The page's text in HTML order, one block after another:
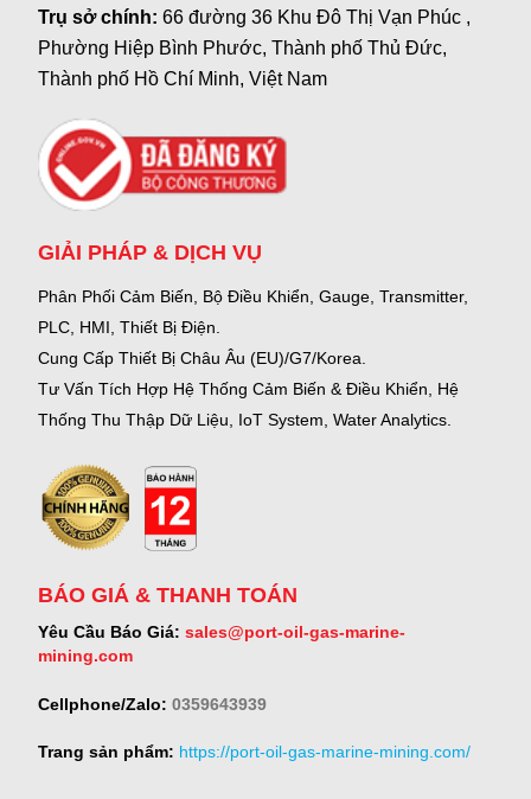
Trụ sở chính:66 đường 36 Khu Đô Thị Vạn Phúc ,
Phường Hiệp Bình Phước, Thành phố Thủ Đức,
Thành phố Hồ Chí Minh, Việt Nam
GIẢI PHÁP & DỊCH VỤ
Phân Phối Cảm Biến, Bộ Điều Khiển, Gauge, Transmitter,
PLC, HMI, Thiết Bị Điện.
Cung Cấp Thiết Bị Châu Âu (EU)/G7/Korea.
Tư Vấn Tích Hợp Hệ Thống Cảm Biến & Điều Khiển, Hệ
Thống Thu Thập Dữ Liệu, IoT System, Water Analytics.
BÁO GIÁ & THANH TOÁN
Yêu Cầu Báo Giá: sales@port-oil-gas-marine-
mining.com
Cellphone/Zalo: 0359643939
Trang sản phẩm: https://port-oil-gas-marine-mining.com/